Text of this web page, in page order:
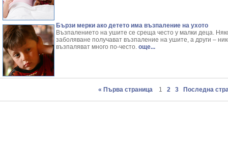
Бързи мерки ако детето има възпаление на ухото
Възпалението на ушите се среща често у малки деца.
заболяване получават възпаление на ушите, а други –
възпаляват много по-често. още...
« Първа страница 1 2 3 Последна